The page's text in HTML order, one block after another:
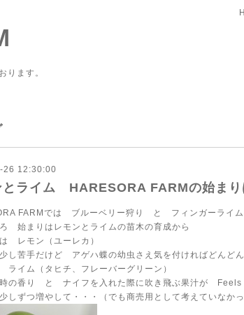
ります。
26 12:30:00
とライム HARESORA FARMの始まり
FARMでは ブルーベリー狩り と フィンガーライ
始まりはレモンとライムの苗木の育成から
レモン（ユーレカ）
し苦手だけど アゲハ蝶の幼虫さえ気を付ければどんど
イム（タヒチ、フレーバーグリーン）
時の香り と ナイフを入れた際に吹き飛ぶ果汁が
しずつ増やして・・・（でも商売用として考えていなか